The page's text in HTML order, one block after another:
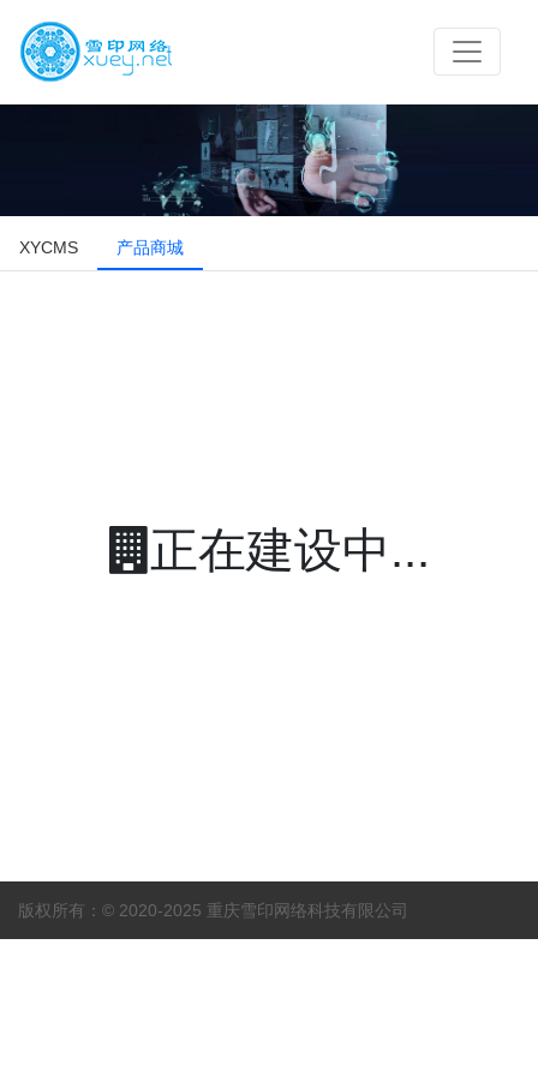
XYCMS 产品商城
正在建设中...
版权所有：© 2020-2025 重庆雪印网络科技有限公司